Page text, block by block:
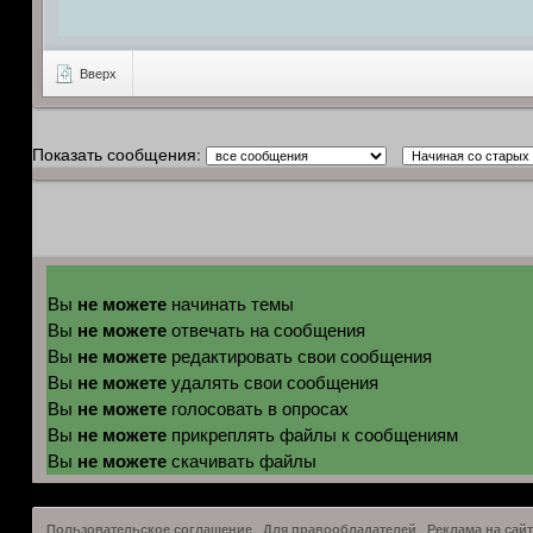
Вверх
Показать сообщения:
Вы не можетеначинать темы
Вы не можетеотвечать на сообщения
Вы не можетередактировать свои сообщения
Вы не можетеудалять свои сообщения
Вы не можетеголосовать в опросах
Вы не можетеприкреплять файлы к сообщениям
Вы не можетескачивать файлы